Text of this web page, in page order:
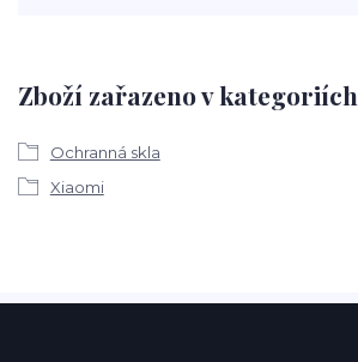
Zboží zařazeno v kategoriích
Ochranná skla
Xiaomi